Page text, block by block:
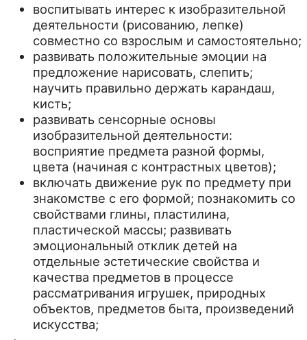
воспитывать интерес к изобразительной
деятельности (рисованию, лепке)
совместно со взрослым и самостоятельно;
развивать положительные эмоции на
предложение нарисовать, слепить;
научить правильно держать карандаш,
кисть;
развивать сенсорные основы
изобразительной деятельности:
восприятие предмета разной формы,
цвета (начиная с контрастных цветов);
включать движение рук по предмету при
знакомстве с его формой; познакомить со
свойствами глины, пластилина,
пластической массы; развивать
эмоциональный отклик детей на
отдельные эстетические свойства и
качества предметов в процессе
рассматривания игрушек, природных
объектов, предметов быта, произведений
искусства;